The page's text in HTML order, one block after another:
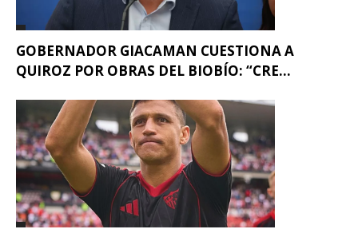
GOBERNADOR GIACAMAN CUESTIONA A
QUIROZ POR OBRAS DEL BIOBÍO: “CRE...